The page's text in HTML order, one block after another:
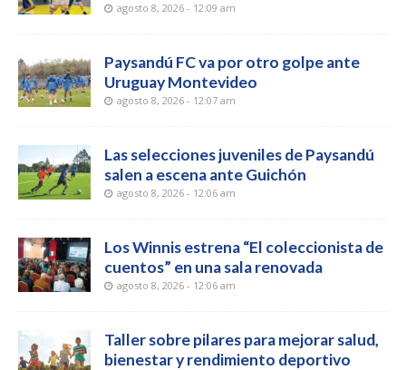
agosto 8, 2026 - 12:09 am
Paysandú FC va por otro golpe ante
Uruguay Montevideo
agosto 8, 2026 - 12:07 am
Las selecciones juveniles de Paysandú
salen a escena ante Guichón
agosto 8, 2026 - 12:06 am
Los Winnis estrena “El coleccionista de
cuentos” en una sala renovada
agosto 8, 2026 - 12:06 am
Taller sobre pilares para mejorar salud,
bienestar y rendimiento deportivo